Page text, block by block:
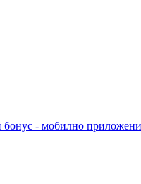
бонус - мобилно